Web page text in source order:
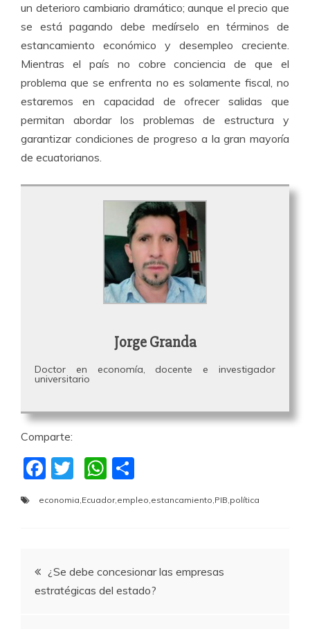
un deterioro cambiario dramático; aunque el precio que
se está pagando debe medírselo en términos de
estancamiento económico y desempleo creciente.
Mientras el país no cobre conciencia de que el
problema que se enfrenta no es solamente fiscal, no
estaremos en capacidad de ofrecer salidas que
permitan abordar los problemas de estructura y
garantizar condiciones de progreso a la gran mayoría
de ecuatorianos.
Jorge Granda
Doctor en economía, docente e investigador
universitario
Comparte:
F
o
o
T
w
itt
W
at
p
p
o
m
rti
r
economia,Ecuador,empleo,estancamiento,PIB,política
Navegación
¿Se debe concesionar las empresas
estratégicas del estado?